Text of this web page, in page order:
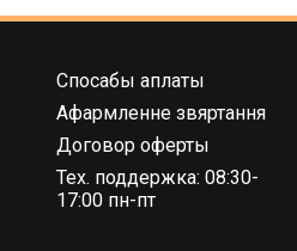
Спосабы аплаты
Афармленне звяртання
Договор оферты
Тех. поддержка: 08:30-
17:00 пн-пт